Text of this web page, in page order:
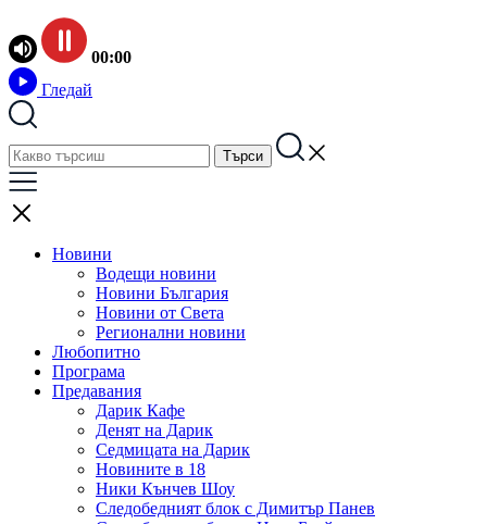
00:00
Гледай
Новини
Водещи новини
Новини България
Новини от Света
Регионални новини
Любопитно
Програма
Предавания
Дарик Кафе
Денят на Дарик
Седмицата на Дарик
Новините в 18
Ники Кънчев Шоу
Следобедният блок с Димитър Панев